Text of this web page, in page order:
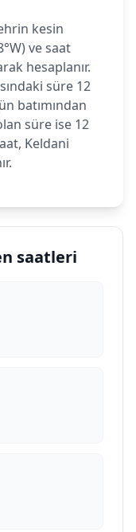
kesin
ve saat
hesaplanır.
süre 12
batımından
süre ise 12
Keldani
saatleri